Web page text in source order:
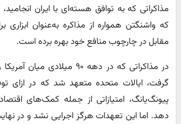
مذاکراتی که به توافق هسته‌ای با ایران
که واشنگتن همواره از مذاکره به‌عنوان ابزاری
مقابل در چارچوب منافع خود بهره برده است.
در مذاکراتی که در دهه ۹۰
گرفت، ایالات متحده متعهد شد که در ازای
پیونگ‌یانگ، امتیازاتی از جمله کمک‌های
دهد. اما این تعهدات هرگز اجرایی نشد و در